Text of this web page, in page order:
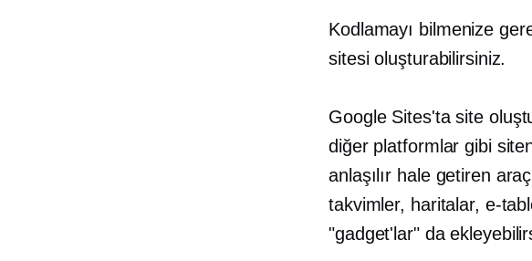
Kodlamayı bilmenize
sitesi oluşturabilirsiniz.
Google Sites'tasite
diğer platformlar gibi
anlaşılır hale getiren
takvimler, haritalar, e-
"gadget'lar" da